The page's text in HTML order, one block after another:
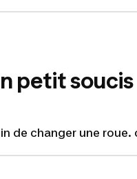
petit soucis
de changer une